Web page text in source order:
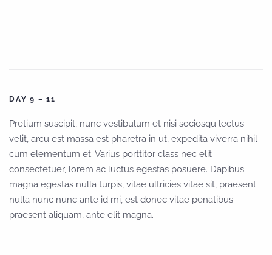
DAY 9 – 11
Pretium suscipit, nunc vestibulum et nisi sociosqu lectus
velit, arcu est massa est pharetra in ut, expedita viverra nihil
cum elementum et. Varius porttitor class nec elit
consectetuer, lorem ac luctus egestas posuere. Dapibus
magna egestas nulla turpis, vitae ultricies vitae sit, praesent
nulla nunc nunc ante id mi, est donec vitae penatibus
praesent aliquam, ante elit magna.